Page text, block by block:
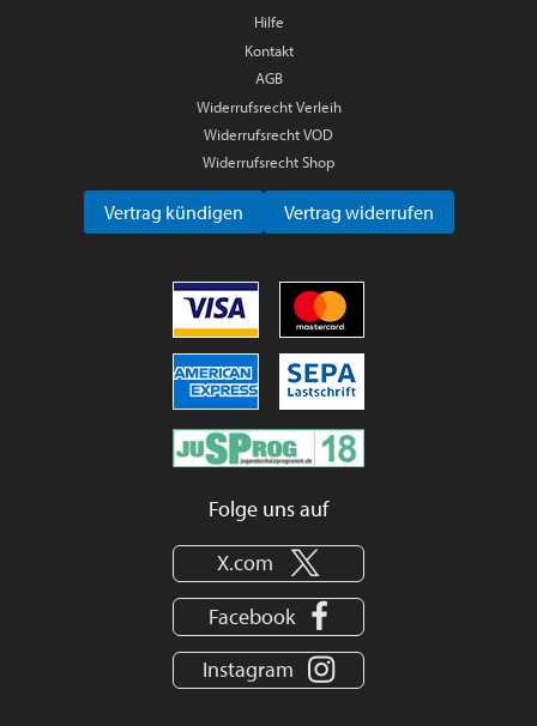
Hilfe
Kontakt
AGB
Widerrufsrecht Verleih
Widerrufsrecht VOD
Widerrufsrecht Shop
Vertrag kündigen Vertrag widerrufen
Folge uns auf
X.com
Facebook
Instagram